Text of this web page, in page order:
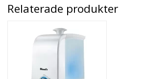
Relaterade produkter